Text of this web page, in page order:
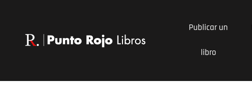
Publicar un
libro